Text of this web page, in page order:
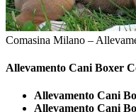
Comasina Milano –
Allevamento Cani Boxer
Allevamento Cani
Allevamento Cani